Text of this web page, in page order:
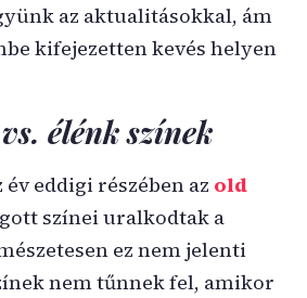
az aktualitásokkal, ám
kifejezetten kevés helyen
élénk színek
eddigi részében az old
színei uralkodtak a
ez nem jelenti
nem tűnnek fel, amikor